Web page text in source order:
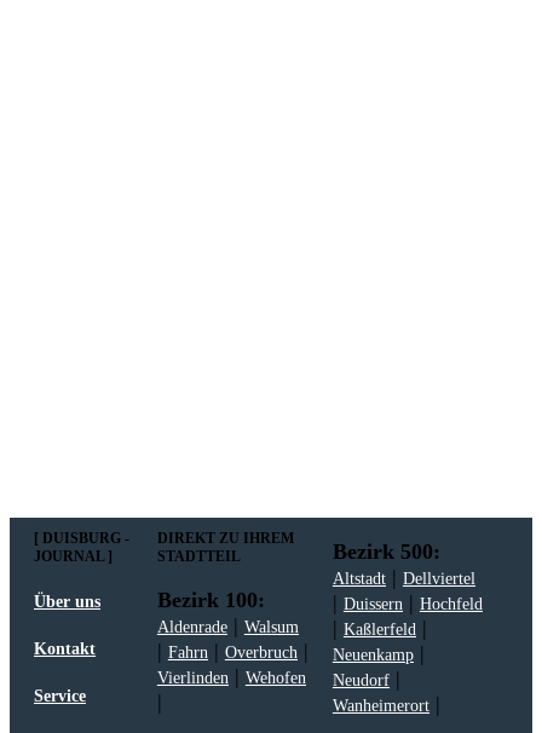
[ DUISBURG -
JOURNAL ]
Über uns
Kontakt
Service
DIREKT ZU IHREM
STADTTEIL
Bezirk 100:
Aldenrade| Walsum
| Fahrn| Overbruch|
Vierlinden| Wehofen
|
Bezirk 500:
Altstadt| Dellviertel
| Duissern| Hochfeld
| Kaßlerfeld|
Neuenkamp|
Neudorf|
Wanheimerort|